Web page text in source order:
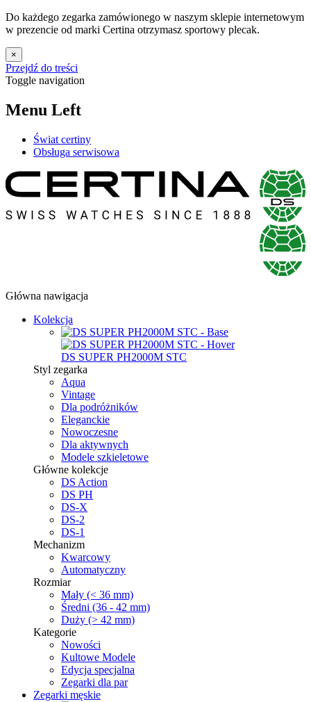
Do każdego zegarka zamówionego w naszym sklepie internetowym
w prezencie od marki Certina otrzymasz sportowy plecak.
×
Przejdź do treści
Toggle navigation
Menu Left
Świat certiny
Obsługa serwisowa
Główna nawigacja
Kolekcja
DS SUPER PH2000M STC
Styl zegarka
Aqua
Vintage
Dla podróżników
Eleganckie
Nowoczesne
Dla aktywnych
Modele szkieletowe
Główne kolekcje
DS Action
DS PH
DS-X
DS-2
DS-1
Mechanizm
Kwarcowy
Automatyczny
Rozmiar
Mały (< 36 mm)
Średni (36 - 42 mm)
Duży (> 42 mm)
Kategorie
Nowości
Kultowe Modele
Edycja specjalna
Zegarki dla par
Zegarki męskie